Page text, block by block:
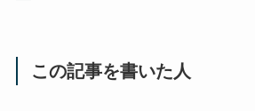
この記事を書いた人